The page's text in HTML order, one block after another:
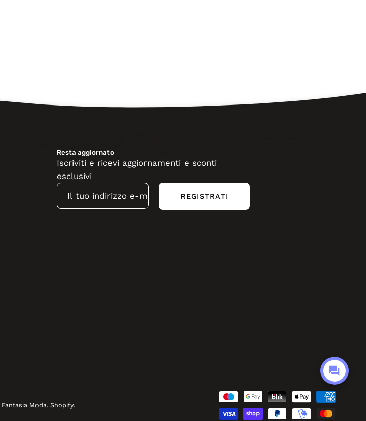
Resta aggiornato
Iscriviti e ricevi aggiornamenti e sconti
esclusivi
REGISTRATI
Fantasia Moda. Shopify.